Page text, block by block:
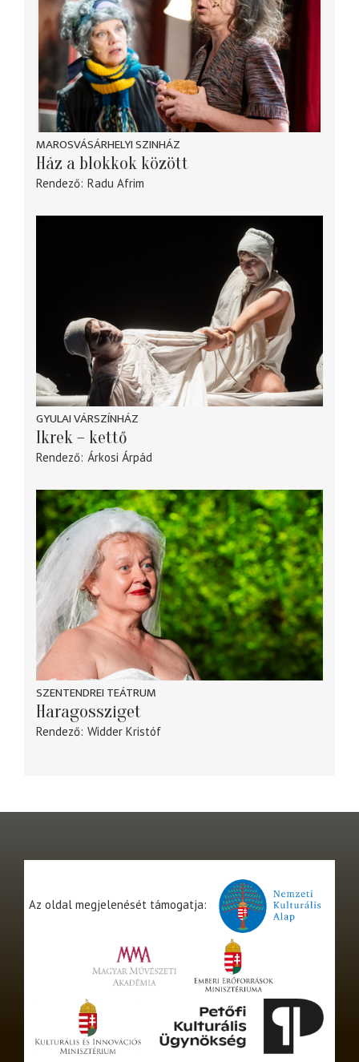
MAROSVÁSÁRHELYI SZINHÁZ
Ház a blokkok között
Rendező Radu Afrim
GYULAI VÁRSZÍNHÁZ
Ikrek – kettő
Rendező Árkosi Árpád
SZENTENDREI TEÁTRUM
Haragossziget
Rendező Widder Kristóf
Az oldal megjelenését támogatja: